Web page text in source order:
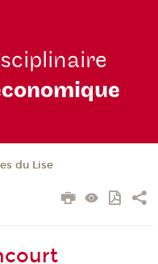
du Lise